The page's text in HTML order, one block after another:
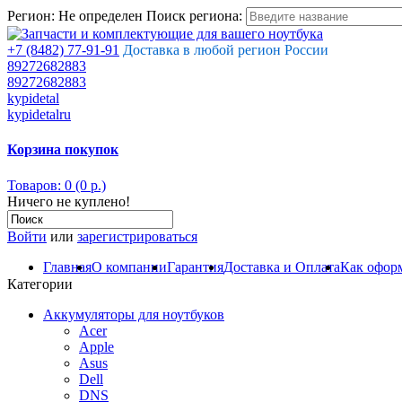
Регион: Не определен Поиск региона:
+7 (8482) 77-91-91 Доставка в любой регион России
89272682883
89272682883
kypidetal
kypidetalru
Корзина покупок
Товаров: 0 (0 р.)
Ничего не куплено!
Войти или зарегистрироваться
ГлавнаяО компанииГарантияДоставка и ОплатаКак
Категории
Аккумуляторы для ноутбуков
Acer
Apple
Asus
Dell
DNS